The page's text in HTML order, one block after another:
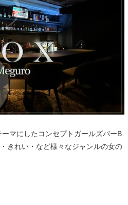
マにしたコンセプトガールズバーB
きれい・など様々なジャンルの女の